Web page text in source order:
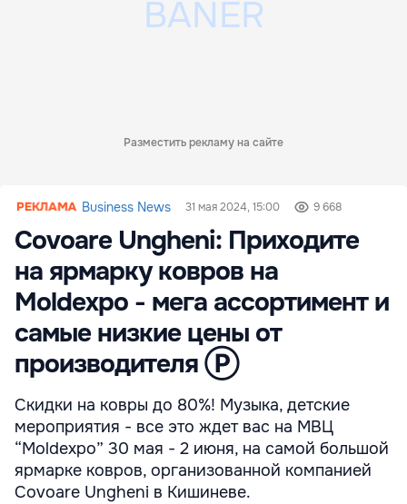
Разместить рекламу на сайте
Business News 31 мая 2024, 15:00 9 668
Covoare Ungheni: Приходите
на ярмарку ковров на
Moldexpo - мега ассортимент и
самые низкие цены от
производителя Ⓟ
Скидки на ковры до 80%! Музыка, детские
мероприятия - все это ждет вас на МВЦ
“Moldexpo” 30 мая - 2 июня, на самой большой
ярмарке ковров, организованной компанией
Covoare Ungheni в Кишиневе.